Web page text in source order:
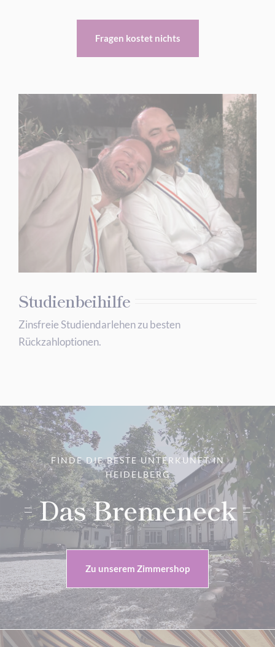
Fragen kostet nichts
Studienbeihilfe
Zinsfreie Studiendarlehen zu besten
Rückzahloptionen.
FINDE DIE BESTE UNTERKUNFT IN
HEIDELBERG
Das Bremeneck
Zu unserem Zimmershop